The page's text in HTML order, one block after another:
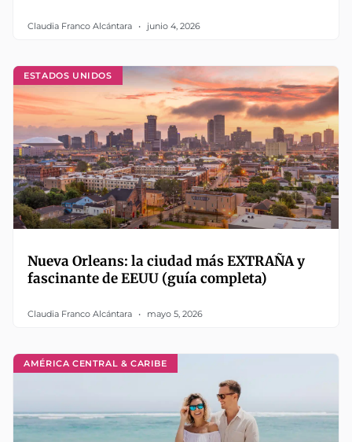
Claudia Franco Alcántara junio 4, 2026
ESTADOS UNIDOS
Nueva Orleans: la ciudad más EXTRAÑA y
fascinante de EEUU (guía completa)
Claudia Franco Alcántara mayo 5, 2026
AMÉRICA CENTRAL & CARIBE